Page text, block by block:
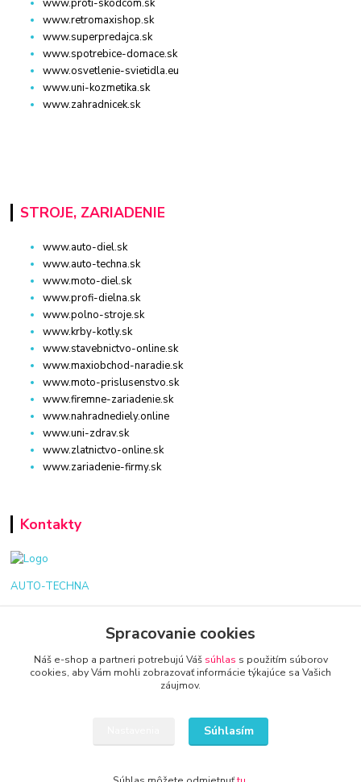
www.proti-skodcom.sk
www.retromaxishop.sk
www.superpredajca.sk
www.spotrebice-domace.sk
www.osvetlenie-svietidla.eu
www.uni-kozmetika.sk
www.zahradnicek.sk
STROJE, ZARIADENIE
www.auto-diel.sk
www.auto-techna.sk
www.moto-diel.sk
www.profi-dielna.sk
www.polno-stroje.sk
www.krby-kotly.sk
www.stavebnictvo-online.sk
www.maxiobchod-naradie.sk
www.moto-prislusenstvo.sk
www.firemne-zariadenie.sk
www.nahradnediely.online
www.uni-zdrav.sk
www.zlatnictvo-online.sk
www.zariadenie-firmy.sk
Kontakty
AUTO-TECHNA
+421 940 949 000
info@kamenik.sk
© 2024 Všetky práva vyhradené KAMENIK.SK
Spracovanie cookies
Náš e-shop a partneri potrebujú Váš súhlas s použitím súborov
cookies, aby Vám mohli zobrazovať informácie týkajúce sa Vašich
záujmov.
Súhlasím